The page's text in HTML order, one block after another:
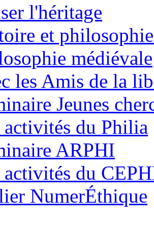
l'héritage
et philosophie
médiévale
les Amis de la
Jeunes
activités du Philia
ARPHI
activités du
NumerÉthique